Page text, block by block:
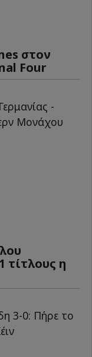
στον
Four
τίτλους η